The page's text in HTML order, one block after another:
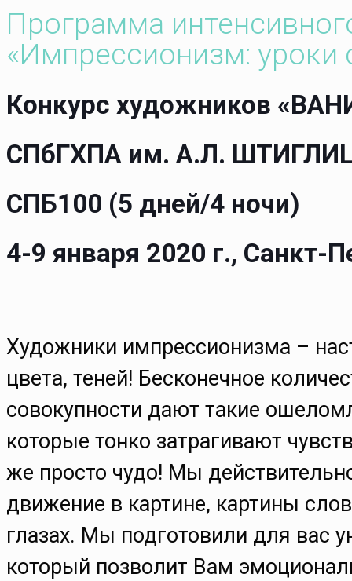
Программа
«Импрессионизм: уроки
Конкурс художников
СПбГХПА им. А.Л.
СПБ100 (5 дней/4 ночи)
4-9 января 2020 г., Санкт-
Художники импрессионизма –
цвета, теней! Бесконечное
совокупности дают такие
которые тонко затрагивают
же просто чудо! Мы
движение в картине, картины
глазах. Мы подготовили для вас
который позволит Вам